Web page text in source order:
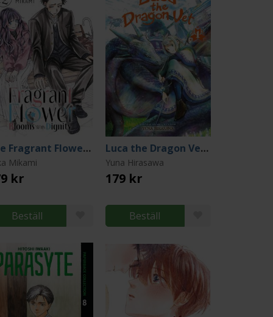
The Fragrant Flower Blooms With Dignity 12
Mikami
kr
Beställ
Luca the Dragon Vet 1
Yuna Hirasawa
179 kr
Beställ